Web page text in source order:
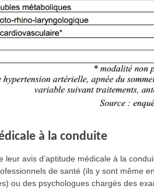
à la conduite
leur avis d’aptitude médicale à la
de santé (ils y sont même
ou des psychologues chargés des